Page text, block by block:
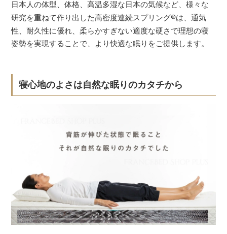
日本人の体型、体格、高温多湿な日本の気候など、様々な
研究を重ねて作り出した高密度連続スプリング®は、通気
性、耐久性に優れ、柔らかすぎない適度な硬さで理想の寝
姿勢を実現することで、より快適な眠りをご提供します。
寝心地のよさは自然な眠りのカタチから